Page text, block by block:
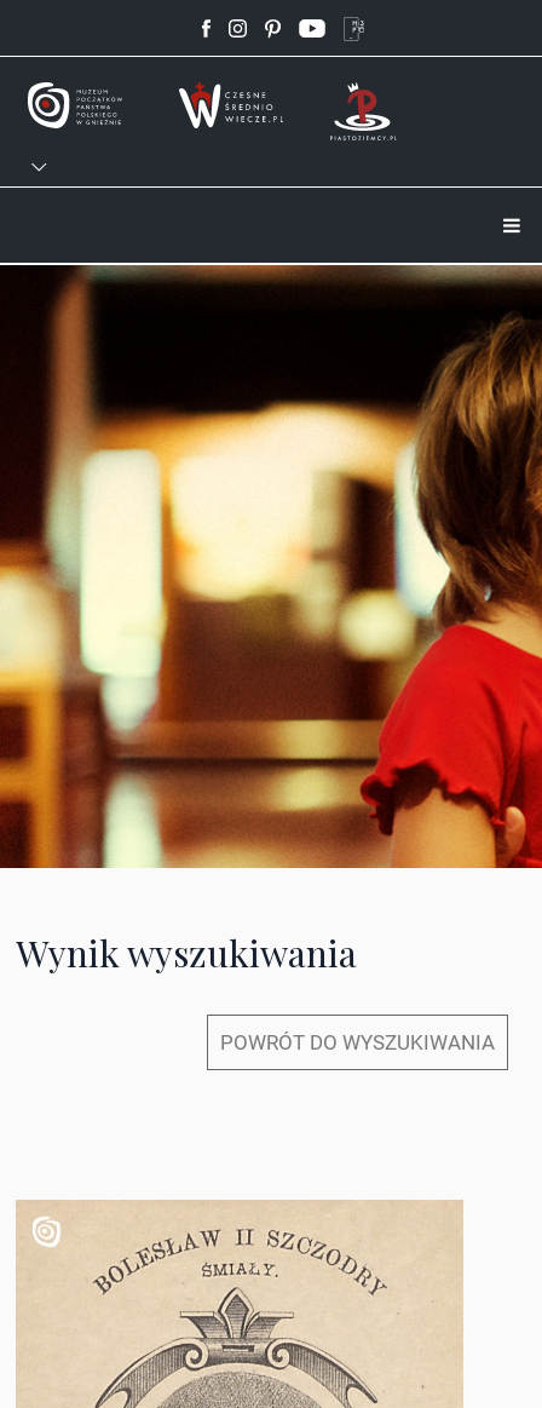
Wynik wyszukiwania
POWRÓT DO WYSZUKIWANIA